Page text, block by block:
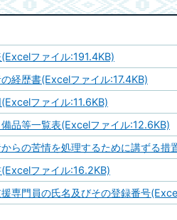
ファイル:191.4KB)
経歴書(Excelファイル:17.4KB)
ファイル:11.6KB)
品等一覧表(Excelファイル:12.6KB)
らの苦情を処理するために講ずる
ファイル:16.2KB)
専門員の氏名及びその登録番号